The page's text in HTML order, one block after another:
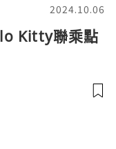
2024.10.06
Kitty聯乘點